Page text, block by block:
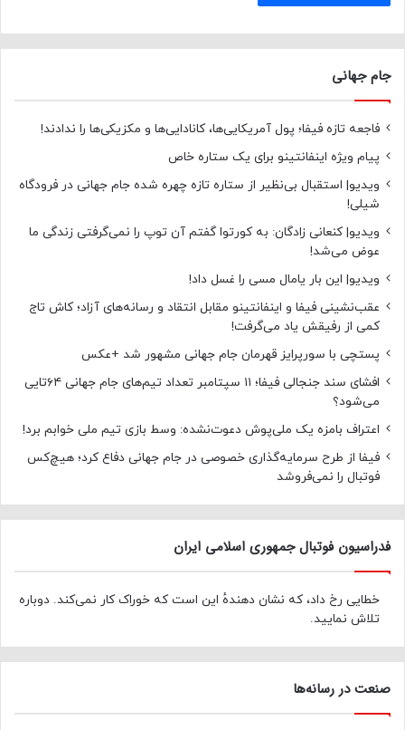
جام جهانی
فاجعه تازه فیفا؛ پول آمریکایی‌ها، کانادایی‌ها و مکزیکی‌ها را ندادند!
پیام ویژه اینفانتینو برای یک ستاره خاص
ویدیو| استقبال بی‌نظیر از ستاره تازه چهره شده جام جهانی در فرودگاه
شیلی!
ویدیو| کنعانی زادگان: به کورتوا گفتم آن توپ را نمی‌گرفتی زندگی ما
عوض می‌شد!
ویدیو| این بار یامال مسی را غسل داد!
عقب‌نشینی فیفا و اینفانتینو مقابل انتقاد و رسانه‌های آزاد؛ کاش تاج
کمی از رفیقش یاد می‌گرفت!
پستچی با سورپرایز قهرمان جام جهانی مشهور شد +عکس
افشای سند جنجالی فیفا؛ ۱۱ سپتامبر تعداد تیم‌های جام جهانی ۶۴تایی
می‌شود؟
اعتراف بامزه یک ملی‌پوش دعوت‌نشده: وسط بازی تیم ملی خوابم برد!
فیفا از طرح سرمایه‌گذاری خصوصی در جام جهانی دفاع کرد؛ هیچ‌کس
فوتبال را نمی‌فروشد
فدراسیون فوتبال جمهوری اسلامی ایران
خطایی رخ داد، که نشان دهندهٔ این است که خوراک کار نمی‌کند. دوباره
تلاش نمایید.
صنعت در رسانه‌ها